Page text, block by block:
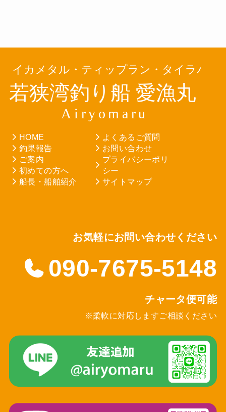
HOME
釣果報告
ご案内
初めての方へ
船長・船舶紹介
よくあるご質問
お問い合わせ
プライバシーポリ
シー
サイトマップ
お気軽にお問い合わせください
090-7675-5148
チャータ便可能
※柔軟に対応しますご相談ください